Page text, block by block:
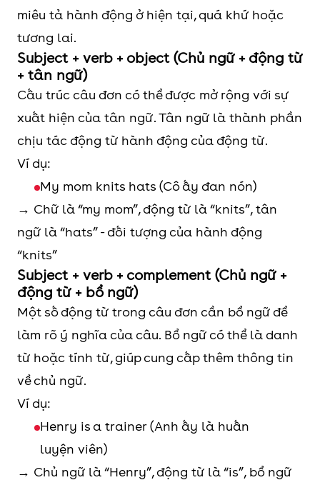
miêu tả hành động ở hiện tại, quá khứ hoặc
tương lai.
Subject + verb + object (Chủ ngữ + động từ
+ tân ngữ)
Cấu trúc câu đơn có thể được mở rộng với sự
xuất hiện của tân ngữ. Tân ngữ là thành phần
chịu tác động từ hành động của động từ.
Ví dụ:
My mom knits hats (Cô ấy đan nón)
→ Chữ là “my mom”, động từ là “knits”, tân
ngữ là “hats” - đối tượng của hành động
“knits”
Subject + verb + complement (Chủ ngữ +
động từ + bổ ngữ)
Một số động từ trong câu đơn cần bổ ngữ để
làm rõ ý nghĩa của câu. Bổ ngữ có thể là danh
từ hoặc tính từ, giúp cung cấp thêm thông tin
về chủ ngữ.
Ví dụ:
Henry is a trainer (Anh ấy là huấn
luyện viên)
→ Chủ ngữ là “Henry”, động từ là “is”, bổ ngữ